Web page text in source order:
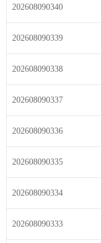
202608090340
202608090339
202608090338
202608090337
202608090336
202608090335
202608090334
202608090333